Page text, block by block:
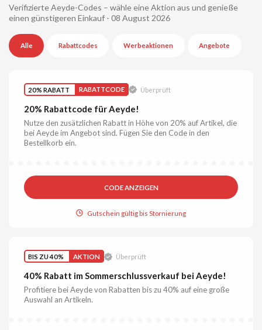
Verifizierte Aeyde-Codes – wähle eine Aktion aus und genieße
einen günstigeren Einkauf - 08 August 2026
Alle Rabattcodes Werbeaktionen Angebote
20% RABATT RABATTCODE Überprüft
20% Rabattcode für Aeyde!
Nutze den zusätzlichen Rabatt in Höhe von 20% auf Artikel, die
bei Aeyde im Angebot sind. Fügen Sie den Code in den
Bestellkorb ein.
CODE ANZEIGEN
Gutschein gültig bis Stornierung
BIS ZU 40% AKTION Überprüft
40% Rabatt im Sommerschlussverkauf bei Aeyde!
Profitiere bei Aeyde von Rabatten bis zu 40% auf eine große
Auswahl an Artikeln.